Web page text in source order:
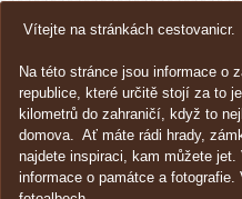
Vítejte na stránkách cestovanicr.
Na této stránce jsou informace o
republice, které určitě stojí za to
kilometrů do zahraničí, když to
domova. Ať máte rádi hrady,
najdete inspiraci, kam můžete
informace o památce a